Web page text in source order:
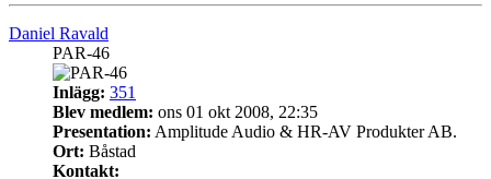
Daniel Ravald
PAR-46
Inlägg: 351
Blev medlem: ons 01 okt 2008, 22:35
Presentation: Amplitude Audio & HR-AV Produkter AB.
Ort: Båstad
Kontakt: